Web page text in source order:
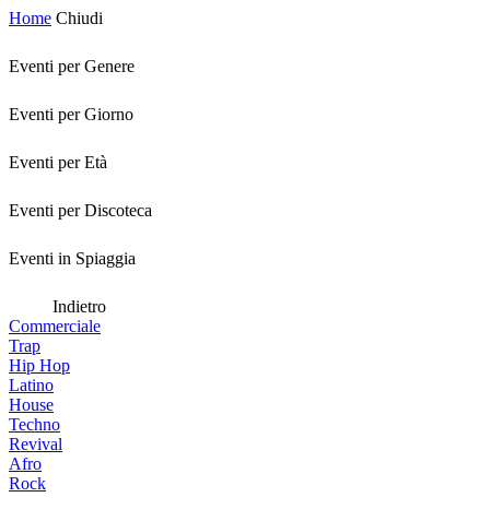
Home Chiudi
Eventi per Genere
Eventi per Giorno
Eventi per Età
Eventi per Discoteca
Eventi in Spiaggia
Indietro
Commerciale
Trap
Hip Hop
Latino
House
Techno
Revival
Afro
Rock